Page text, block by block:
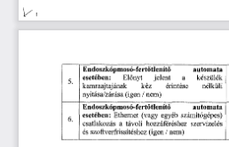
5.
Endoszkópmosó-fertőtlenítő
automata
esetében:
Előnyt jelent a
készülék
kamraajtajának
kéz érintése
nélküli
nyitása/zárása (igen / nem)
6
Endoszkópmosó-fertőtlenítő
automata
esetében: Ethernet (vagy egyéb számítógépes)
csatlakozás a távoli hozzáféréshez szervizelés
és szoftverfrissítéshez (igen / nem)